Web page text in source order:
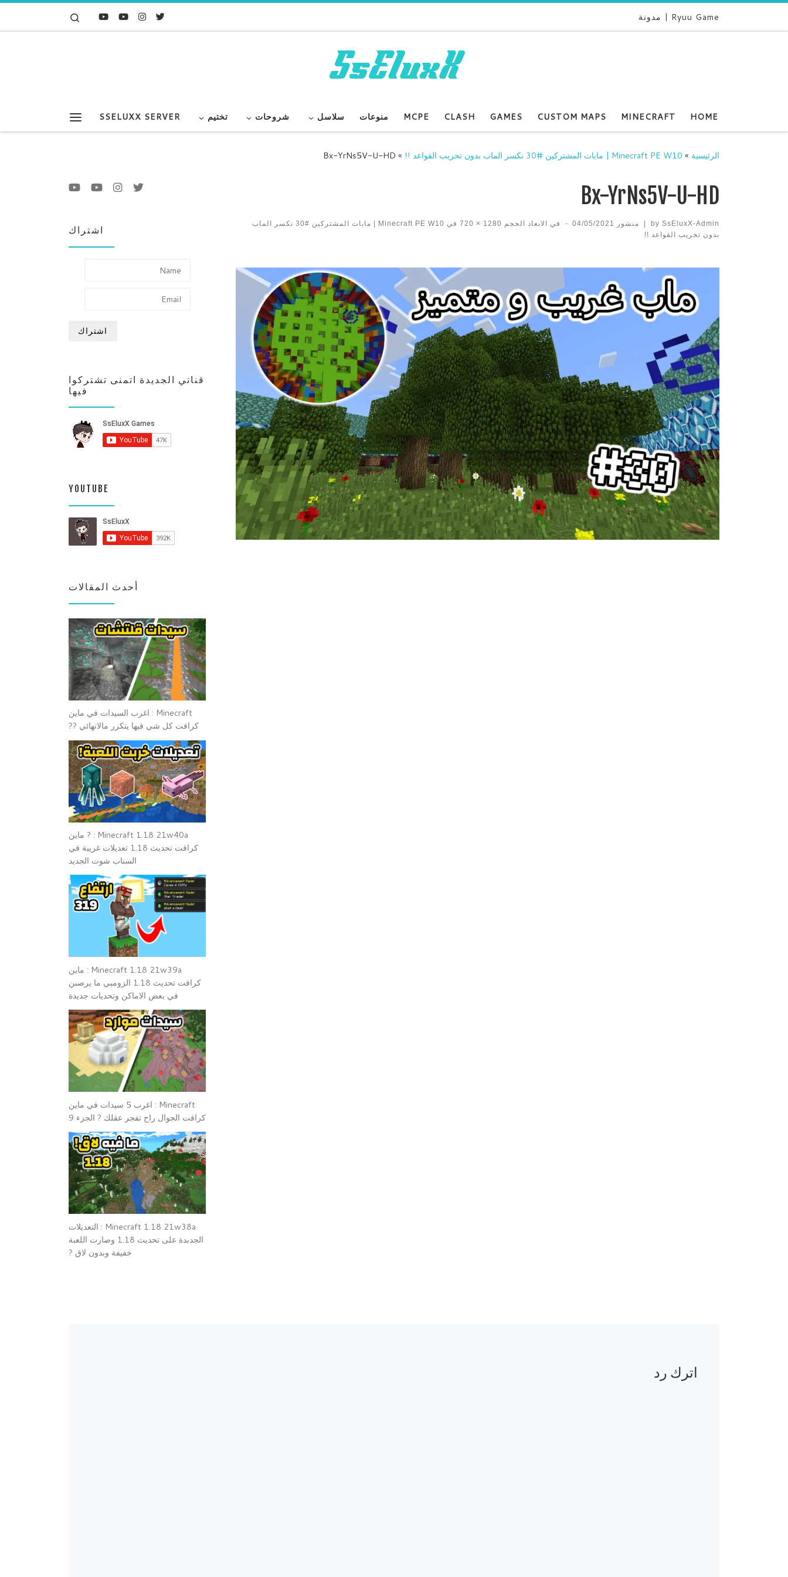
Skip to content Ryuu Game | مدونة
HOME
MINECRAFT
CUSTOM MAPS
GAMES
CLASH
MCPE منوعات سلاسل شروحات تختيم
SSELUXX SERVER
الرئيسية » Minecraft PE W10 | مابات المشتركين #30 نكسر الماب بدون تخريب القواعد !! »
Bx-YrNs5V-U-HD
Bx-YrNs5V-U-HD
by SsEluxX-Admin منشور 04/05/2021
- في الابعاد الحجم في
Minecraft PE W10 | مابات المشتركين #30 نكسر الماب
بدون تخريب القواعد !!
Images navigation
اترك رد
اشتراك
قناتي الجديدة اتمنى تشتركوا
فيها
YOUTUBE
أحدث المقالات
Minecraft : اغرب السيدات في ماين
كرافت كل شي فيها يتكرر مالانهائي ??
Minecraft 1.18 21w40a : ? ماين
كرافت تحديث 1.18 تعديلات غريبة في
السناب شوت الجديد
Minecraft 1.18 21w39a : ماين
كرافت تحديث 1.18 الزومبي ما يرصبن
في بعض الاماكن وتحديات جديدة
Minecraft : اغرب 5 سيدات في ماين
كرافت الجوال راح تفجر عقلك ? الجزء 9
Minecraft 1.18 21w38a : التعديلات
الجدبدة على تحديث 1.18 وصارت اللعبة
خفيفة وبدون لاق ?